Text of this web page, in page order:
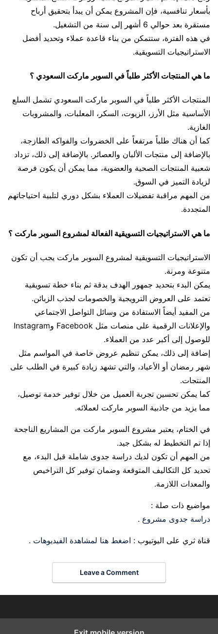
بأسعار تنافسية، فإن المشروع يمكن أن يبدأ بتحقيق أرباح
مستقرة بعد حوالي 6 أشهر إلى سنة من التشغيل.
في هذه الفترة، ستتمكن من بناء قاعدة عملاء وتحديد أفضل
الاستراتيجيات التسويقية.
ما هي المنتجات الأكثر طلباً في السوبر ماركت السعودي ؟
المنتجات الأكثر طلباً في السوبر ماركت السعودي تشمل السلع
الأساسية مثل الأرز، الزيوت، السكر، المعلبات، والمشروبات
الغازية.
كما أن هناك طلباً مرتفعاً على الخضروات والفواكه الطازجة،
بالإضافة إلى منتجات الألبان والعصائر. بالإضافة إلى ذلك، تزداد
شعبية المنتجات الصحية والعضوية، مما يمكن أن يكون فرصة
لزيادة التميز في السوق.
من المهم مراقبة تفضيلات العملاء بشكل دوري لتلبية احتياجاتهم
المتجددة.
ما هي الاستراتيجيات التسويقية الفعالة لمشروع السوبر ماركت ؟
الاستراتيجيات التسويقية لمشروع السوبر ماركت يجب أن تكون
متنوعة ومرنة.
يمكن البدء بتحديد جمهور الهدف بدقة ثم بناء خطة تسويقية
تعتمد على العروض الترويجية والخصومات لجذب الزبائن.
من المفيد أيضاً الاستفادة من وسائل التواصل الاجتماعي
والإعلانات الرقمية على منصات مثل Facebook وInstagram
للوصول إلى أكبر عدد من العملاء.
إضافة إلى ذلك، يمكن تنظيم عروض خاصة في المواسم مثل
شهر رمضان أو الأعياد، والتي تشهد زيادة كبيرة في الطلب على
المنتجات.
كما يمكن تحسين تجربة العميل من خلال توفير خدمة توصيل،
مما يزيد من جاذبية السوبر ماركت لعملائه.
في الختام، يعتبر مشروع السوبر ماركت من المشاريع الناجحة
إذا تم التخطيط له بشكل جيد.
من المهم أن تكون لديك دراسة جدوى شاملة قبل البدء، مع
تحديد كل التكاليف المتوقعة وضمان توفير كل التراخيص
والمعدات اللازمة.
مواضيع ذات صلة :
دراسة جدوى مشروع .
قناة ثري على اليوتيوب : اضغط هنا لمشاهدة الفيديوهات .
Leave a Comment